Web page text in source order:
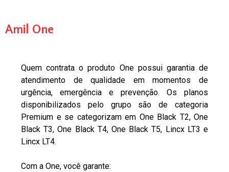
Amil One
Quem contrata o produto One possui garantia de
atendimento de qualidade em momentos de
urgência, emergência e prevenção. Os planos
disponibilizados pelo grupo são de categoria
Premium e se categorizam em One Black T2, One
Black T3, One Black T4, One Black T5, Lincx LT3 e
Lincx LT4.
Com a One, você garante: